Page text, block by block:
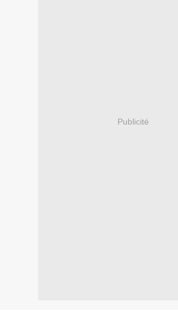
Publicité